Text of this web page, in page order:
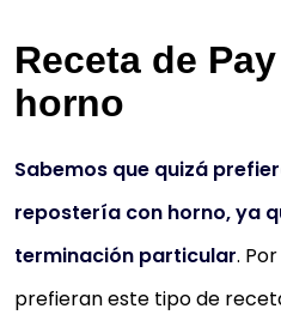
Receta de
horno
Sabemos que quizá
repostería con horno, ya
terminación particular.
prefieran este tipo de